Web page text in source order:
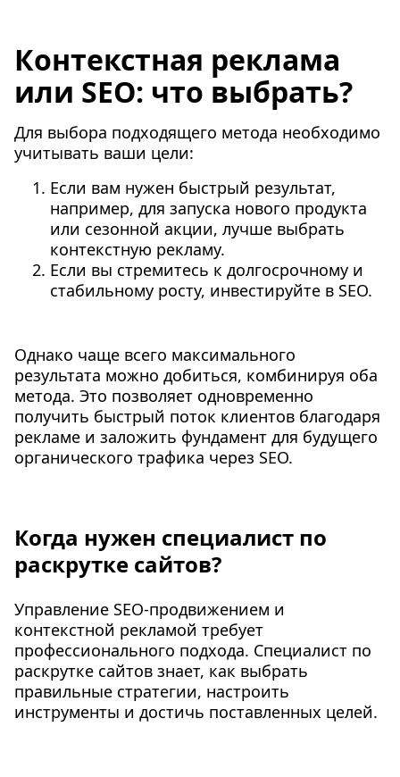
Контекстная реклама
или SEO: что выбрать?
Для выбора подходящего метода необходимо
учитывать ваши цели:
Если вам нужен быстрый результат,
например, для запуска нового продукта
или сезонной акции, лучше выбрать
контекстную рекламу.
Если вы стремитесь к долгосрочному и
стабильному росту, инвестируйте в SEO.
Однако чаще всего максимального
результата можно добиться, комбинируя оба
метода. Это позволяет одновременно
получить быстрый поток клиентов благодаря
рекламе и заложить фундамент для будущего
органического трафика через SEO.
Когда нужен специалист по
раскрутке сайтов?
Управление SEO-продвижением и
контекстной рекламой требует
профессионального подхода. Специалист по
раскрутке сайтов знает, как выбрать
правильные стратегии, настроить
инструменты и достичь поставленных целей.